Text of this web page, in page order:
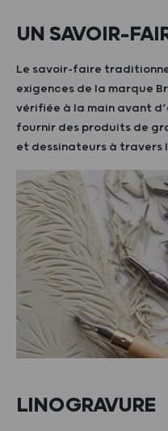
UN SAVOIR-
Le savoir-faire
exigences de la marque
vérifiée à la main avant
fournir des produits de
et dessinateurs à travers
LINOGRAVURE